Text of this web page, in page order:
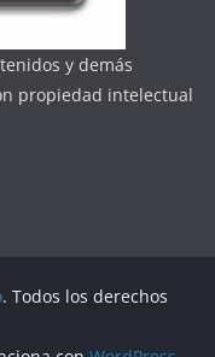
y demás
propiedad intelectual
. Todos los derechos